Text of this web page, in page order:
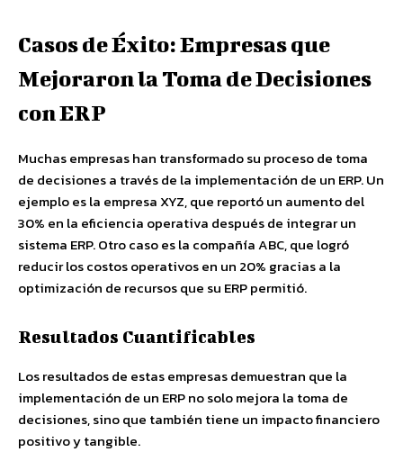
Casos de Éxito: Empresas que
Mejoraron la Toma de Decisiones
con ERP
Muchas empresas han transformado su proceso de toma
de decisiones a través de la implementación de un ERP. Un
ejemplo es la empresa XYZ, que reportó un aumento del
30% en la eficiencia operativa después de integrar un
sistema ERP. Otro caso es la compañía ABC, que logró
reducir los costos operativos en un 20% gracias a la
optimización de recursos que su ERP permitió.
Resultados Cuantificables
Los resultados de estas empresas demuestran que la
implementación de un ERP no solo mejora la toma de
decisiones, sino que también tiene un impacto financiero
positivo y tangible.